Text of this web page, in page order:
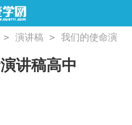
> 演讲稿 >
我们的使命演
讲稿高中